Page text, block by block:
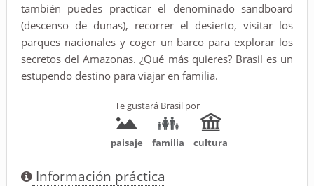
también puedes practicar el denominado sandboard
(descenso de dunas), recorrer el desierto, visitar los
parques nacionales y coger un barco para explorar los
secretos del Amazonas. ¿Qué más quieres? Brasil es un
estupendo destino para viajar en familia.
Te gustará Brasil por
paisaje familia cultura
Información práctica